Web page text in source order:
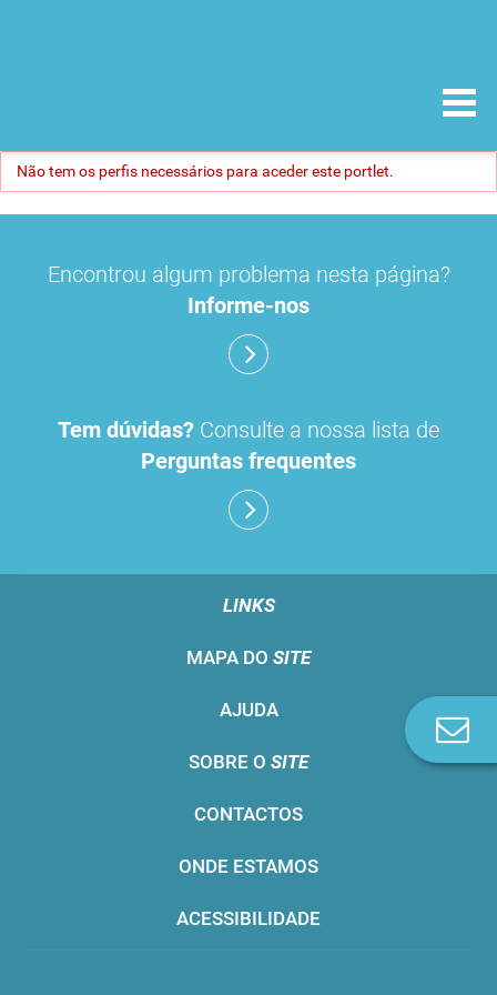
Não tem os perfis necessários para aceder este portlet.
Encontrou algum problema nesta página?
Informe-nos
Tem dúvidas? Consulte a nossa lista de
Perguntas frequentes
LINKS
MAPA DO SITE
AJUDA
SOBRE O SITE
CONTACTOS
ONDE ESTAMOS
ACESSIBILIDADE